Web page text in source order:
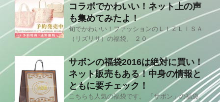
コラボでかわいい！ネット上の声
も集めてみたよ！
旬でかわいい！ファッションのＬＩＺＬＩＳＡ
（リズリサ）の福袋。 ２０
サボンの福袋2016は絶対に買い！
ネット販売もある！中身の情報と
ともに要チェック！
こちらも人気の福袋です。 「サボン」の福袋。